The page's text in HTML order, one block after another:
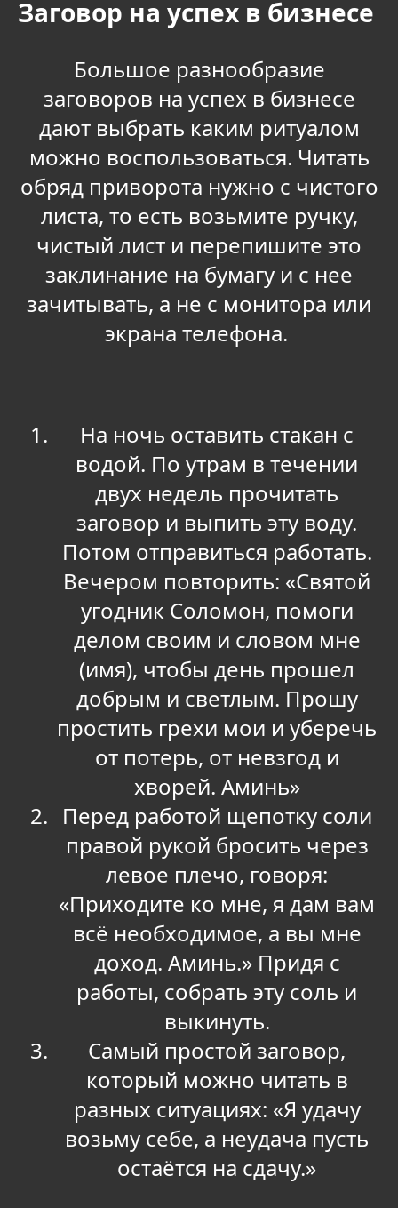
Заговор на успех в бизнесе
Большое разнообразие
заговоров на успех в бизнесе
дают выбрать каким ритуалом
можно воспользоваться. Читать
обряд приворота нужно с чистого
листа, то есть возьмите ручку,
чистый лист и перепишите это
заклинание на бумагу и с нее
зачитывать, а не с монитора или
экрана телефона.
На ночь оставить стакан с
водой. По утрам в течении
двух недель прочитать
заговор и выпить эту воду.
Потом отправиться работать.
Вечером повторить: «Святой
угодник Соломон, помоги
делом своим и словом мне
(имя), чтобы день прошел
добрым и светлым. Прошу
простить грехи мои и уберечь
от потерь, от невзгод и
хворей. Аминь»
Перед работой щепотку соли
правой рукой бросить через
левое плечо, говоря:
«Приходите ко мне, я дам вам
всё необходимое, а вы мне
доход. Аминь.» Придя с
работы, собрать эту соль и
выкинуть.
Самый простой заговор,
который можно читать в
разных ситуациях: «Я удачу
возьму себе, а неудача пусть
остаётся на сдачу.»